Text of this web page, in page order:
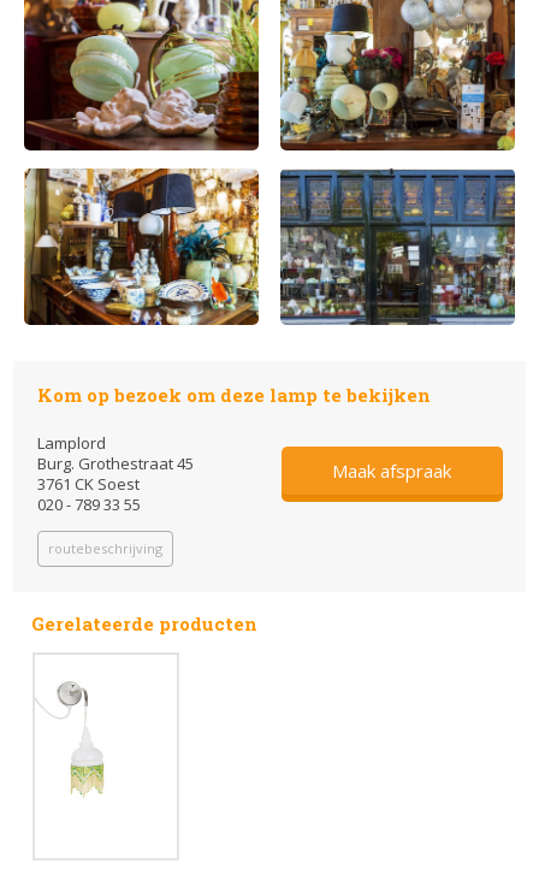
Kom op bezoek om deze lamp te bekijken
Lamplord
Burg. Grothestraat 45
3761 CK Soest
020 - 789 33 55
routebeschrijving
Maak afspraak
Gerelateerde producten